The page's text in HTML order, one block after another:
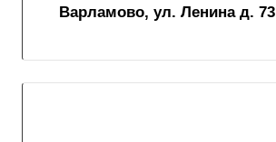
Варламово, ул. Ленина д. 73